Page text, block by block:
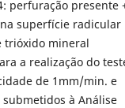
perfuração presente
superfície radicular
trióxido mineral
a realização do
de 1mm/min. e
à Análise